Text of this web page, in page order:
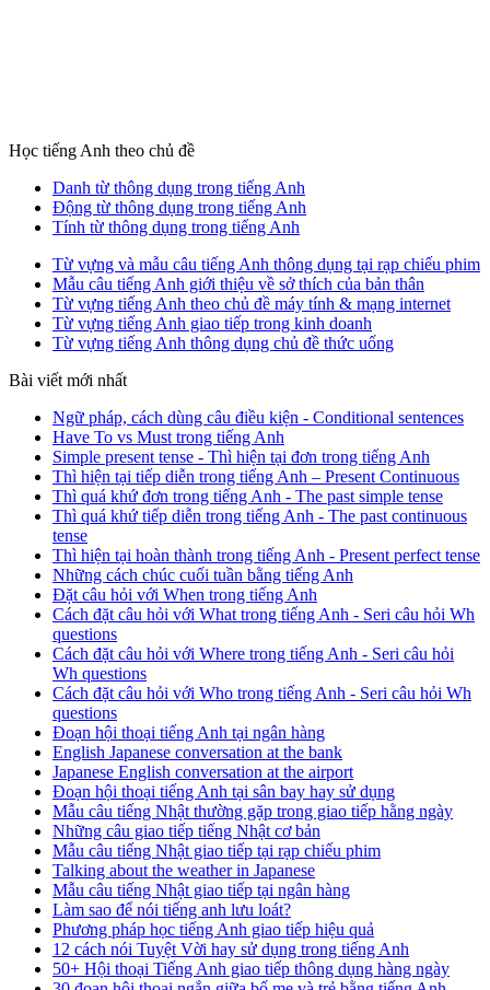
Học tiếng Anh theo chủ đề
Danh từ thông dụng trong tiếng Anh
Động từ thông dụng trong tiếng Anh
Tính từ thông dụng trong tiếng Anh
Từ vựng và mẫu câu tiếng Anh thông dụng tại rạp chiếu phim
Mẫu câu tiếng Anh giới thiệu về sở thích của bản thân
Từ vựng tiếng Anh theo chủ đề máy tính & mạng internet
Từ vựng tiếng Anh giao tiếp trong kinh doanh
Từ vựng tiếng Anh thông dụng chủ đề thức uống
Bài viết mới nhất
Ngữ pháp, cách dùng câu điều kiện - Conditional sentences
Have To vs Must trong tiếng Anh
Simple present tense - Thì hiện tại đơn trong tiếng Anh
Thì hiện tại tiếp diễn trong tiếng Anh – Present Continuous
Thì quá khứ đơn trong tiếng Anh - The past simple tense
Thì quá khứ tiếp diễn trong tiếng Anh - The past continuous
tense
Thì hiện tại hoàn thành trong tiếng Anh - Present perfect tense
Những cách chúc cuối tuần bằng tiếng Anh
Đặt câu hỏi với When trong tiếng Anh
Cách đặt câu hỏi với What trong tiếng Anh - Seri câu hỏi Wh
questions
Cách đặt câu hỏi với Where trong tiếng Anh - Seri câu hỏi
Wh questions
Cách đặt câu hỏi với Who trong tiếng Anh - Seri câu hỏi Wh
questions
Đoạn hội thoại tiếng Anh tại ngân hàng
English Japanese conversation at the bank
Japanese English conversation at the airport
Đoạn hội thoại tiếng Anh tại sân bay hay sử dụng
Mẫu câu tiếng Nhật thường gặp trong giao tiếp hằng ngày
Những câu giao tiếp tiếng Nhật cơ bản
Mẫu câu tiếng Nhật giao tiếp tại rạp chiếu phim
Talking about the weather in Japanese
Mẫu câu tiếng Nhật giao tiếp tại ngân hàng
Làm sao để nói tiếng anh lưu loát?
Phương pháp học tiếng Anh giao tiếp hiệu quả
12 cách nói Tuyệt Vời hay sử dụng trong tiếng Anh
50+ Hội thoại Tiếng Anh giao tiếp thông dụng hàng ngày